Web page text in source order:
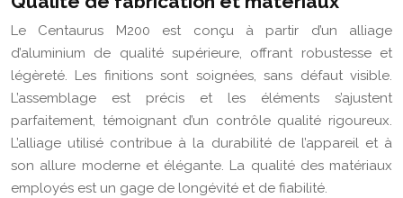
Le Centaurus M200 est conçu à partir d’un alliage
d’aluminium de qualité supérieure, offrant robustesse et
légèreté. Les finitions sont soignées, sans défaut visible.
L’assemblage est précis et les éléments s’ajustent
parfaitement, témoignant d’un contrôle qualité rigoureux.
L’alliage utilisé contribue à la durabilité de l’appareil et à
son allure moderne et élégante. La qualité des matériaux
employés est un gage de longévité et de fiabilité.